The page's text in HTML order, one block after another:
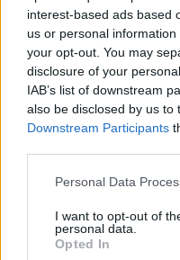
interest-based ads based
us or personal
your opt-out. You may
disclosure of your
IAB’s list of downstream
also be disclosed by us to
Downstream Participants
Personal Data
I want to opt-out of
personal data.
Opted In